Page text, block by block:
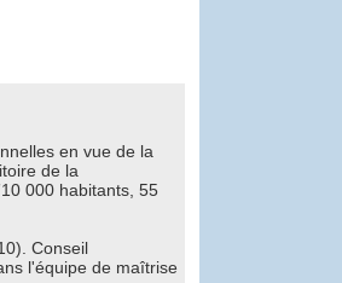
en vue de la
de la
000 habitants, 55
Conseil
l'équipe de maîtrise